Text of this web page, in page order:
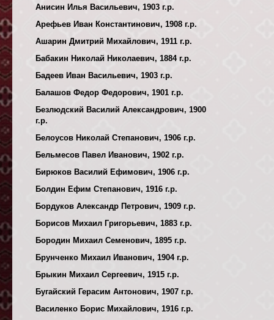
Анисин Илья Васильевич, 1903 г.р.
Арефьев Иван Константинович, 1908 г.р.
Ашарин Дмитрий Михайлович, 1911 г.р.
Бабакин Николай Николаевич, 1884 г.р.
Бадеев Иван Васильевич, 1903 г.р.
Балашов Федор Федорович, 1901 г.р.
Безлюдский Василий Александрович, 1900
г.р.
Белоусов Николай Степанович, 1906 г.р.
Бельмесов Павел Иванович, 1902 г.р.
Бирюков Василий Ефимович, 1906 г.р.
Болдин Ефим Степанович, 1916 г.р.
Бордуков Александр Петрович, 1909 г.р.
Борисов Михаил Григорьевич, 1883 г.р.
Бородин Михаил Семенович, 1895 г.р.
Брунченко Михаил Иванович, 1904 г.р.
Брыкин Михаил Сергеевич, 1915 г.р.
Бугайский Герасим Антонович, 1907 г.р.
Василенко Борис Михайлович, 1916 г.р.